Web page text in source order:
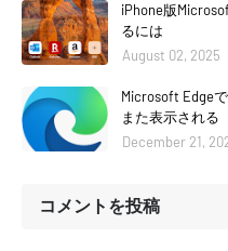
iPhone版
るには
August 02, 2025
Microsoft Edge
また表示される
December 21,
コメントを投稿